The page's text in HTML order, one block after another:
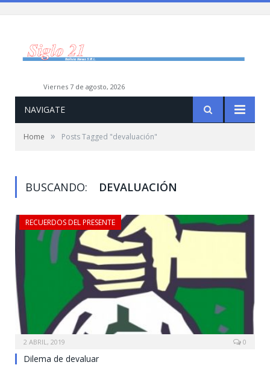
viernes 7 de agosto, 2026
NAVIGATE
Home » Posts Tagged "devaluación"
BUSCANDO: DEVALUACIÓN
RECUERDOS DEL PRESENTE
2 ABRIL, 2019 0
Dilema de devaluar